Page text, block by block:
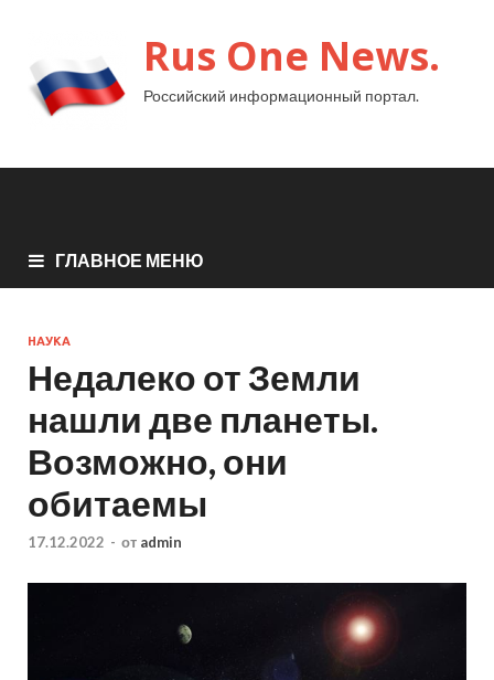
Rus One News.
Российский информационный портал.
ГЛАВНОЕ МЕНЮ
НАУКА
Недалеко от Земли
нашли две планеты.
Возможно, они
обитаемы
17.12.2022 - от admin